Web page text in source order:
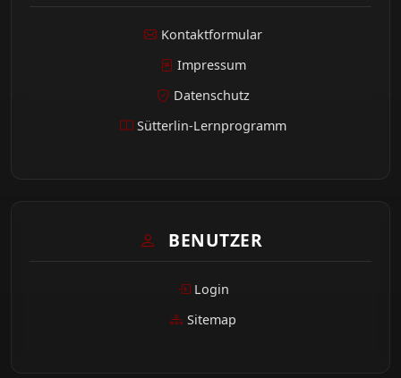
Kontaktformular
Impressum
Datenschutz
Sütterlin-Lernprogramm
BENUTZER
Login
Sitemap